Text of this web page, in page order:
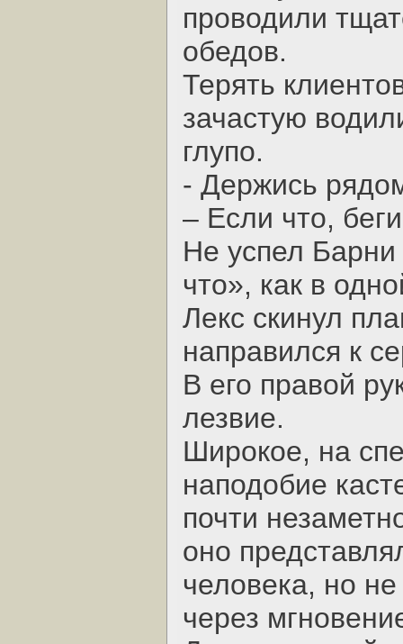
проводили
обедов.
Терять
зачастую
глупо.
- Держись
– Если что,
Не успел Барни
что», как в
Лекс скинул
направился к
В его правой
лезвие.
Широкое, на
наподобие
почти
оно
человека, но
через